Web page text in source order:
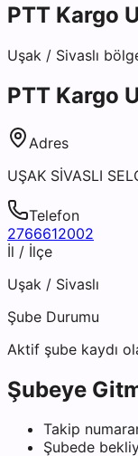
PTT Kargo
Uşak / Sivaslı
PTT Kargo
Adres
UŞAK SİVASLI
Telefon
2766612002
İl / İlçe
Uşak / Sivaslı
Şube Durumu
Aktif şube kaydı
Şubeye
Takip
Şubede